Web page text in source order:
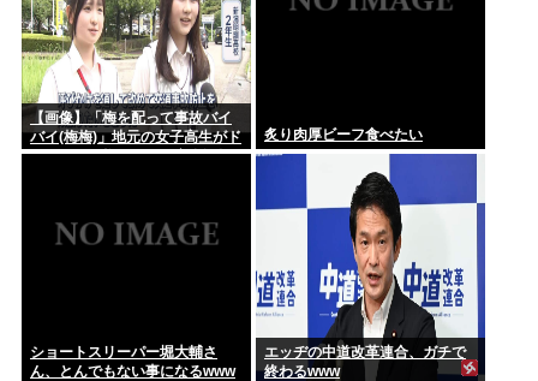
【画像】「梅を配って事故バイ
バイ(梅梅)」地元の女子高生がド
ライバーに梅を配って安全運転
炙り肉厚ビーフ食べたい
ショートスリーパー堀大輔さ
ん、とんでもない事になるwww
エッヂの中道改革連合、ガチで
終わるwww